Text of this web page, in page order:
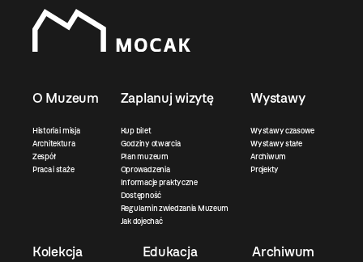
O Muzeum
Historia i misja
Architektura
Zespół
Praca i staże
Zaplanuj wizytę
Kup bilet
Godziny otwarcia
Plan muzeum
Oprowadzenia
Informacje praktyczne
Dostępność
Regulamin zwiedzania Muzeum
Jak dojechać
Wystawy
Wystawy czasowe
Wystawy stałe
Archiwum
Projekty
Kolekcja Edukacja Archiwum